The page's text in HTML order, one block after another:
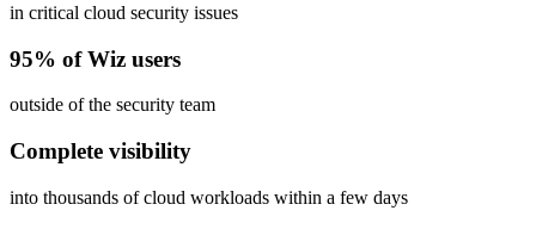
in critical cloud security issues
95% of Wiz users
outside of the security team
Complete visibility
into thousands of cloud workloads within a few days